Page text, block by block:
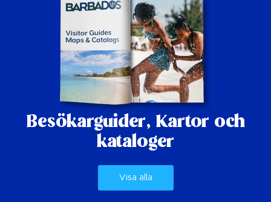
Besökarguider, Kartor och
kataloger
Visa alla